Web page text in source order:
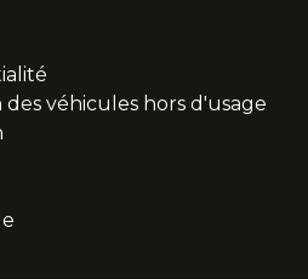
véhicules hors d'usage